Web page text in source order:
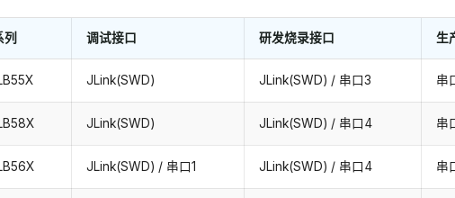
列 调试接口 研发烧录接口 生
JLink(SWD) JLink(SWD) / 串口3 串
JLink(SWD) JLink(SWD) / 串口4 串
JLink(SWD) / 串口1 JLink(SWD) / 串口4 串